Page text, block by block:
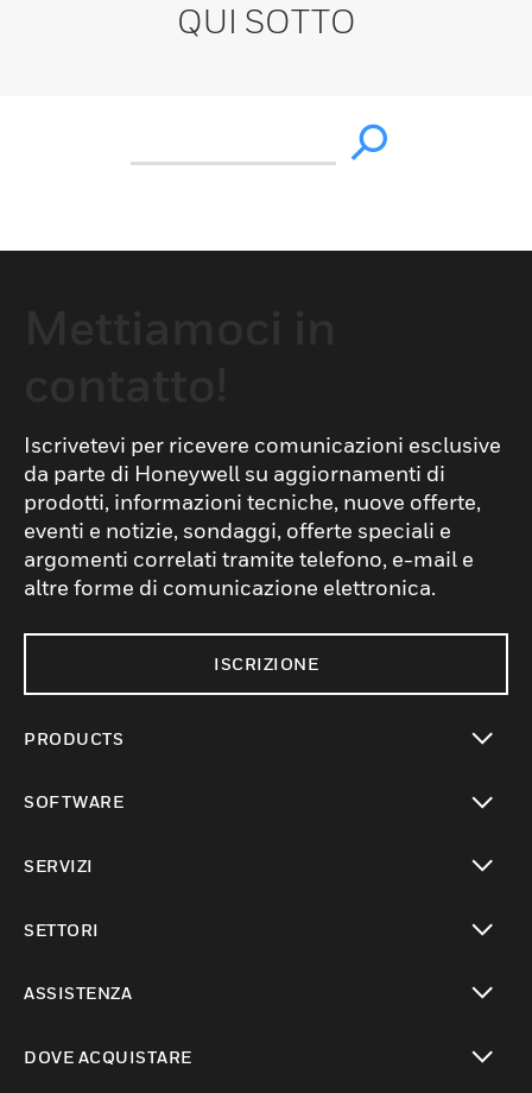
QUI SOTTO
Iscrivetevi per ricevere comunicazioni esclusive
da parte di Honeywell su aggiornamenti di
prodotti, informazioni tecniche, nuove offerte,
eventi e notizie, sondaggi, offerte speciali e
argomenti correlati tramite telefono, e-mail e
altre forme di comunicazione elettronica.
ISCRIZIONE
PRODUCTS
SOFTWARE
SERVIZI
SETTORI
ASSISTENZA
DOVE ACQUISTARE